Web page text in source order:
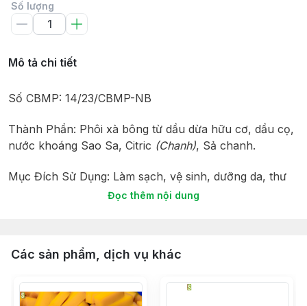
Số lượng
Mô tả chi tiết
Số CBMP: 14/23/CBMP-NB
Thành Phần: Phôi xà bông từ dầu dừa hữu cơ, dầu cọ,
nước khoáng Sao Sa, Citric (Chanh), Sả chanh.
Mục Đích Sử Dụng: Làm sạch, vệ sinh, dưỡng da, thư
Hướng Dẫn Sử Dụng: Dùng rửa tay, tắm, rửa mặt như
bọt nhỏ rất mịn.
Đọc thêm nội dung
Các sản phẩm, dịch vụ khác